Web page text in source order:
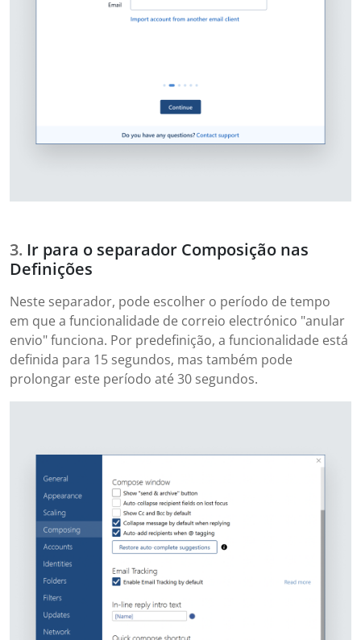
Ir para o separador Composição nas
Definições
Neste separador, pode escolher o período de tempo
em que a funcionalidade de correio electrónico "anular
envio" funciona. Por predefinição, a funcionalidade está
definida para 15 segundos, mas também pode
prolongar este período até 30 segundos.